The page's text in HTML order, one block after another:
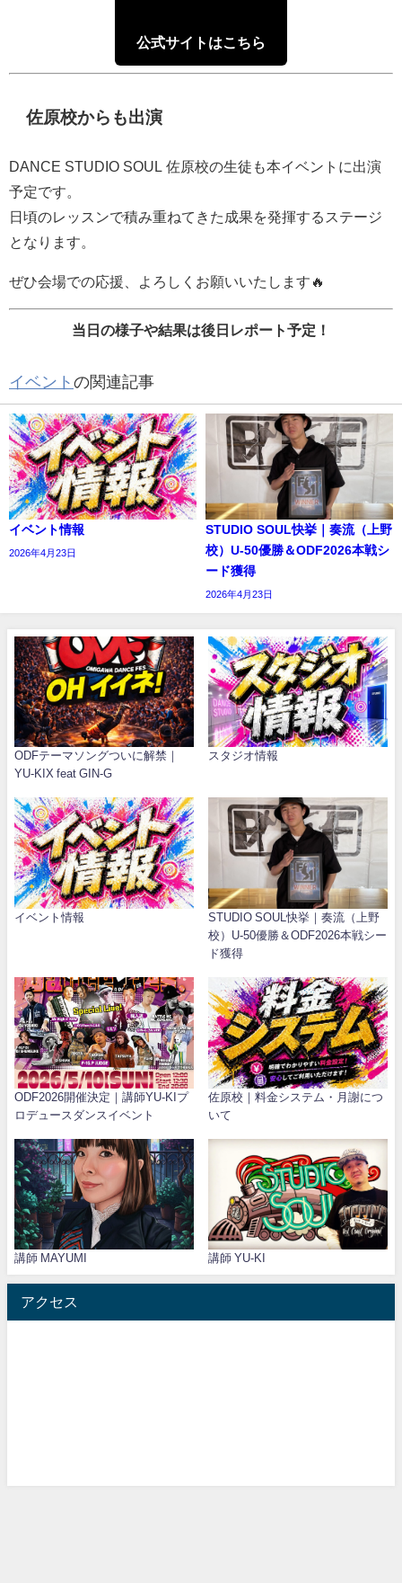
公式サイトはこちら
佐原校からも出演
DANCE STUDIO SOUL 佐原校の生徒も本イベントに出演
予定です。
日頃のレッスンで積み重ねてきた成果を発揮するステージ
となります。
ぜひ会場での応援、よろしくお願いいたします🔥
当日の様子や結果は後日レポート予定！
イベント の関連記事
イベント情報
2026年4月23日
STUDIO SOUL快挙｜奏流（上野
校）U-50優勝＆ODF2026本戦シ
ード獲得
2026年4月23日
ODFテーマソングついに解禁｜
YU-KIX feat GIN-G
スタジオ情報
イベント情報
STUDIO SOUL快挙｜奏流（上野
校）U-50優勝＆ODF2026本戦シー
ド獲得
ODF2026開催決定｜講師YU-KIプ
ロデュースダンスイベント
佐原校｜料金システム・月謝につ
いて
講師 MAYUMI 講師 YU-KI
アクセス